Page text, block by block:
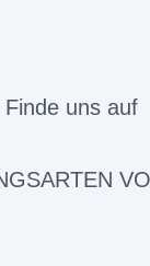
Finde uns auf